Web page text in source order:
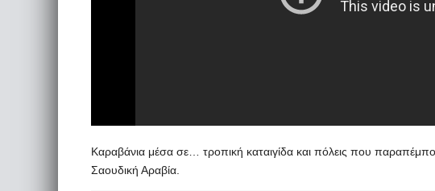
Καραβάνια μέσα σε… τροπική καταιγίδα και πόλεις που
Σαουδική Αραβία.